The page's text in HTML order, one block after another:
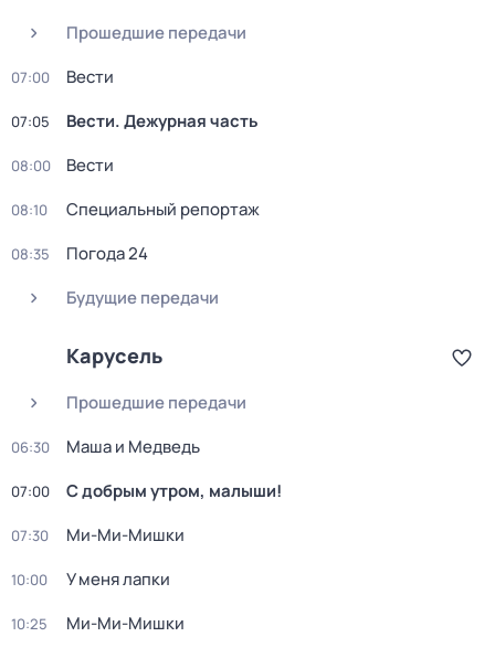
Прошедшие передачи
07:00 Вести
07:05 Вести. Дежурная часть
08:00 Вести
08:10 Специальный репортаж
08:35
Погода 24
Будущие передачи
Карусель
Прошедшие передачи
06:30 Маша и Медведь
07:00 С добрым утром, малыши!
07:30 Ми-Ми-Мишки
10:00 У меня лапки
10:25
Ми-Ми-Мишки